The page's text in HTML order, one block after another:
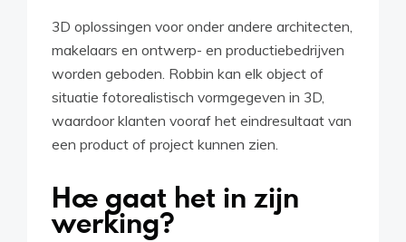
3D oplossingen voor onder andere architecten,
makelaars en ontwerp- en productiebedrijven
worden geboden. Robbin kan elk object of
situatie fotorealistisch vormgegeven in 3D,
waardoor klanten vooraf het eindresultaat van
een product of project kunnen zien.
Hoe gaat het in zijn
werking?
©2025 | Robbin de Groot - Digital Content